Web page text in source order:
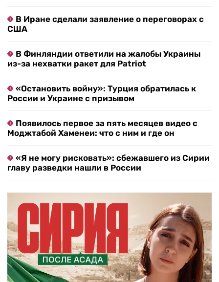
В Иране сделали заявление о переговорах с
США
В Финляндии ответили на жалобы Украины
из-за нехватки ракет для Patriot
«Остановить войну»: Турция обратилась к
России и Украине с призывом
Появилось первое за пять месяцев видео с
Моджтабой Хаменеи: что с ним и где он
«Я не могу рисковать»: сбежавшего из Сирии
главу разведки нашли в России